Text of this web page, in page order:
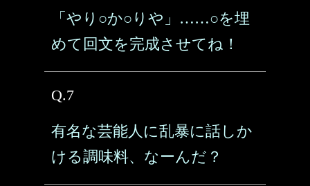
「やり○か○りや」……○を埋
めて回文を完成させてね！
Q.7
有名な芸能人に乱暴に話しか
ける調味料、なーんだ？